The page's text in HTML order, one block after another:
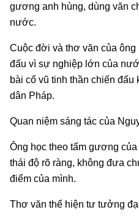
gương anh hùng, dùng văn
nước.
Cuộc đời và thơ văn của ông
đấu vì sự nghiệp lớn của
bài cổ vũ tinh thần chiến
dân Pháp.
Quan niệm sáng tác của
Ông học theo tấm gương
thái độ rõ ràng, không đưa
điểm của mình.
Thơ văn thể hiện tư tưởng